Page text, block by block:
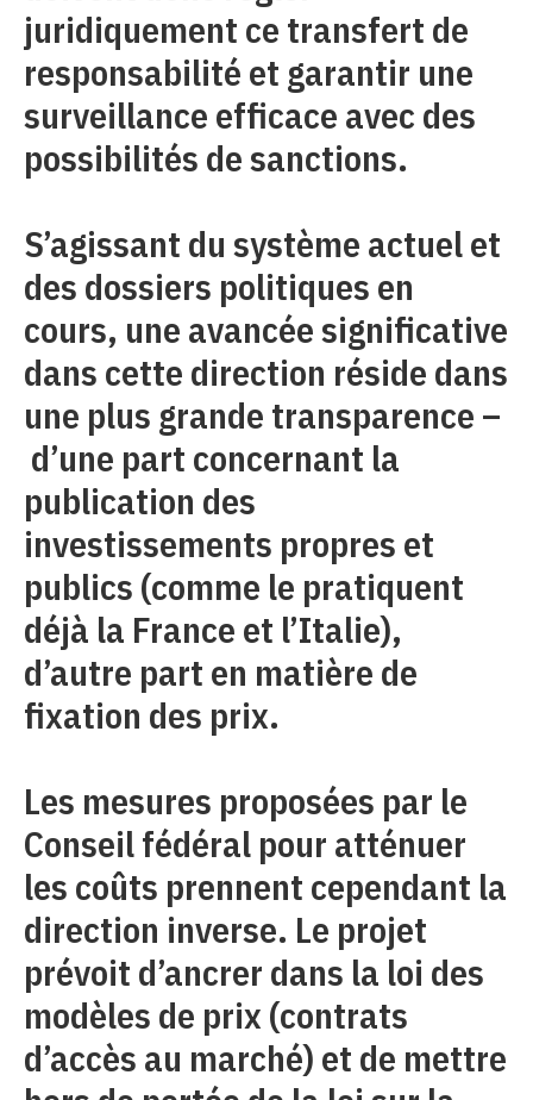
juridiquement ce transfert de
responsabilité et garantir une
surveillance efficace avec des
possibilités de sanctions.
S’agissant du système actuel et
des dossiers politiques en
cours, une avancée significative
dans cette direction réside dans
une plus grande transparence –
d’une part concernant la
publication des
investissements propres et
publics (comme le pratiquent
déjà la France et l’Italie),
d’autre part en matière de
fixation des prix.
Les mesures proposées par le
Conseil fédéral pour atténuer
les coûts prennent cependant la
direction inverse. Le projet
prévoit d’ancrer dans la loi des
modèles de prix (contrats
d’accès au marché) et de mettre